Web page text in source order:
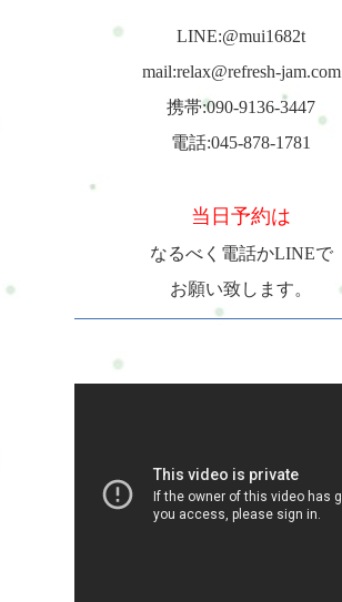
LINE:@mui1682t
mail:relax@refresh-jam.com
携帯:090-9136-3447
電話:045-878-1781
当日予約は
なるべく電話かLINEで
お願い致します。